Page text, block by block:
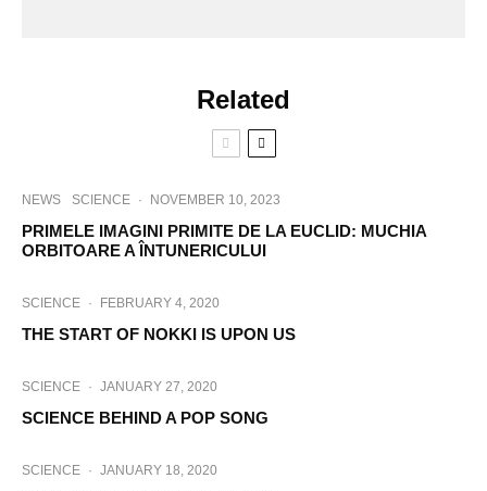
Related
NEWS SCIENCE · NOVEMBER 10, 2023
PRIMELE IMAGINI PRIMITE DE LA EUCLID: MUCHIA
ORBITOARE A ÎNTUNERICULUI
SCIENCE · FEBRUARY 4, 2020
THE START OF NOKKI IS UPON US
SCIENCE · JANUARY 27, 2020
SCIENCE BEHIND A POP SONG
SCIENCE · JANUARY 18, 2020